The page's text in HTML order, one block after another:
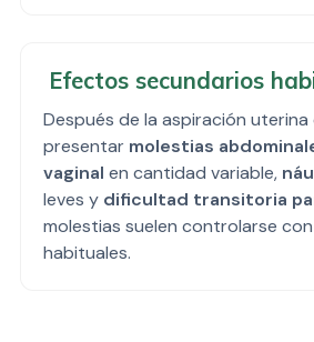
Efectos secundarios
Después de la aspiración uterina
presentar molestias
vaginal en cantidad variable,
leves y dificultad transitoria
molestias suelen controlarse
habituales.